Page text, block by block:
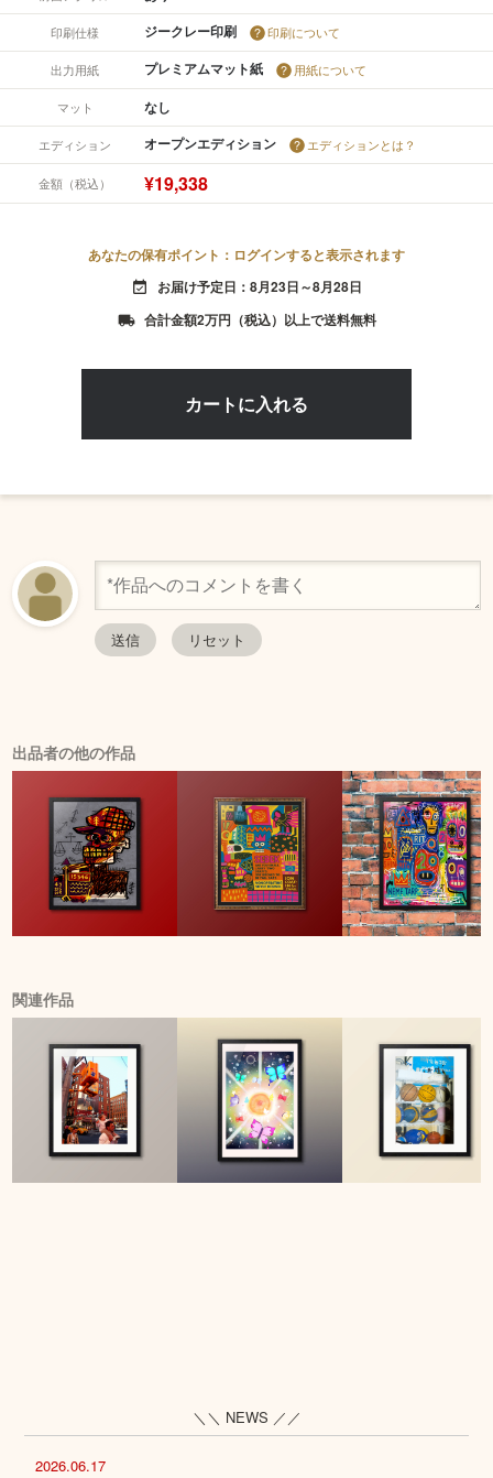
印刷仕様 ジークレー印刷 印刷について
出力用紙 プレミアムマット紙 用紙について
マット なし
エディション オープンエディション エディションとは？
金額（税込） ¥19,338
あなたの保有ポイント：ログインすると表示されます
event_available お届け予定日：8月23日～8月28日
local_shipping 合計金額2万円（税込）以上で送料無料
出品者の他の作品
関連作品
＼＼ NEWS ／／
2026.06.17